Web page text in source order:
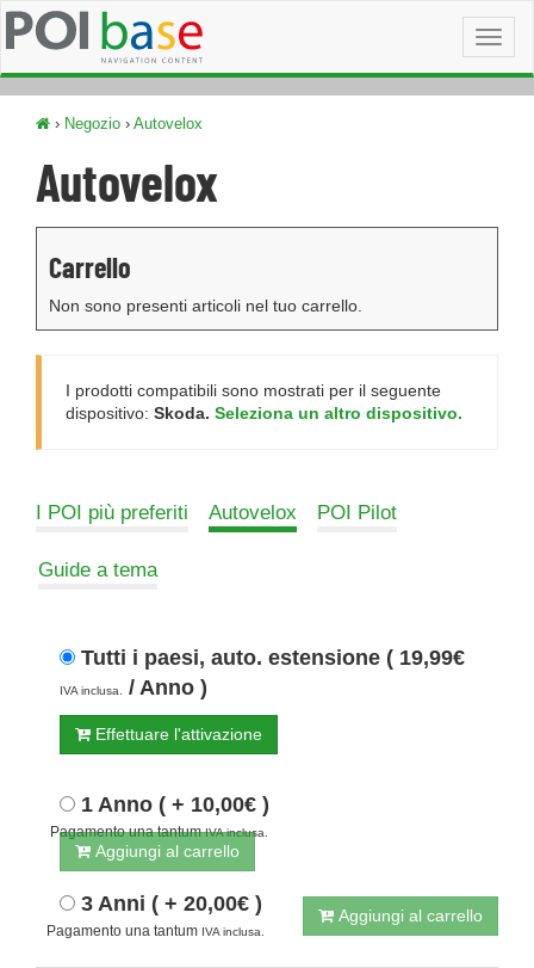
› Negozio › Autovelox
Autovelox
Carrello
Non sono presenti articoli nel tuo carrello.
I prodotti compatibili sono mostrati per il seguente
dispositivo: Skoda. Seleziona un altro dispositivo.
I POI più preferiti Autovelox POI Pilot
Guide a tema
Tutti i paesi, auto. estensione ( 19,99€
IVA inclusa. / Anno )
Effettuare l'attivazione
1 Anno ( + 10,00€ )
Pagamento una tantumIVA inclusa.
Aggiungi al carrello
3 Anni ( + 20,00€ )
Pagamento una tantum IVA inclusa.
Aggiungi al carrello